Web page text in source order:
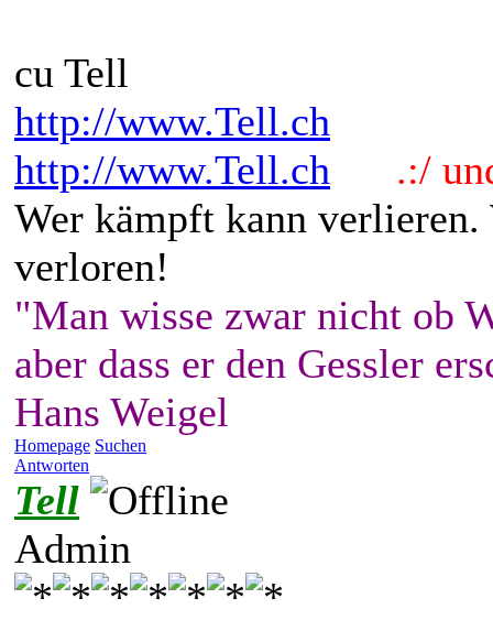
cu Tell
http://www.Tell.ch
http://www.Tell.ch
.:/
Wer kämpft kann
verloren!
"Man wisse zwar nicht ob
aber dass er den Gessler
Hans Weigel
Homepage Suchen
Antworten
Tell
Admin